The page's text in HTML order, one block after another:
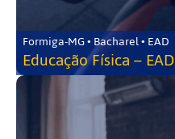
Formiga-MG • Bacharel • EAD
Educação Física – EAD